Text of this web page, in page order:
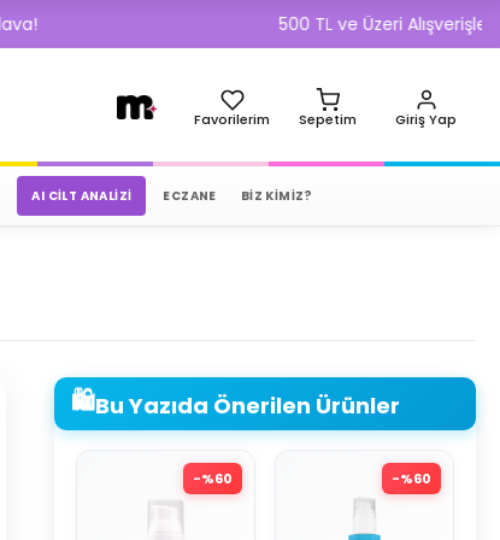
500 TL ve Üzeri Alışverişlerde
Favorilerim Sepetim Giriş Yap
AI CILT ANALIZI ECZANE BİZ KİMİZ?
🛍️Bu Yazıda Önerilen Ürünler
-%60 -%60